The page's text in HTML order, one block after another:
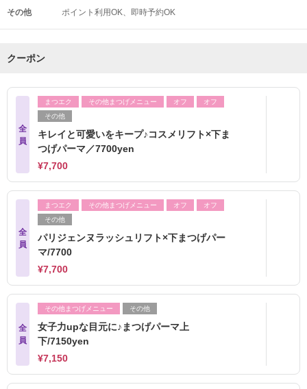
その他 ポイント利用OK 即時予約OK
クーポン
全
員
まつエク その他まつげメニュー オフ
オフ
その他
キレイと可愛いをキープ♪コスメリフト×下ま
つげパーマ／7700yen
¥7,700
全
員
まつエク その他まつげメニュー オフ
オフ
その他
パリジェンヌラッシュリフト×下まつげパー
マ/7700
¥7,700
全
員
その他まつげメニュー その他
女子力upな目元に♪まつげパーマ上
下/7150yen
¥7,150